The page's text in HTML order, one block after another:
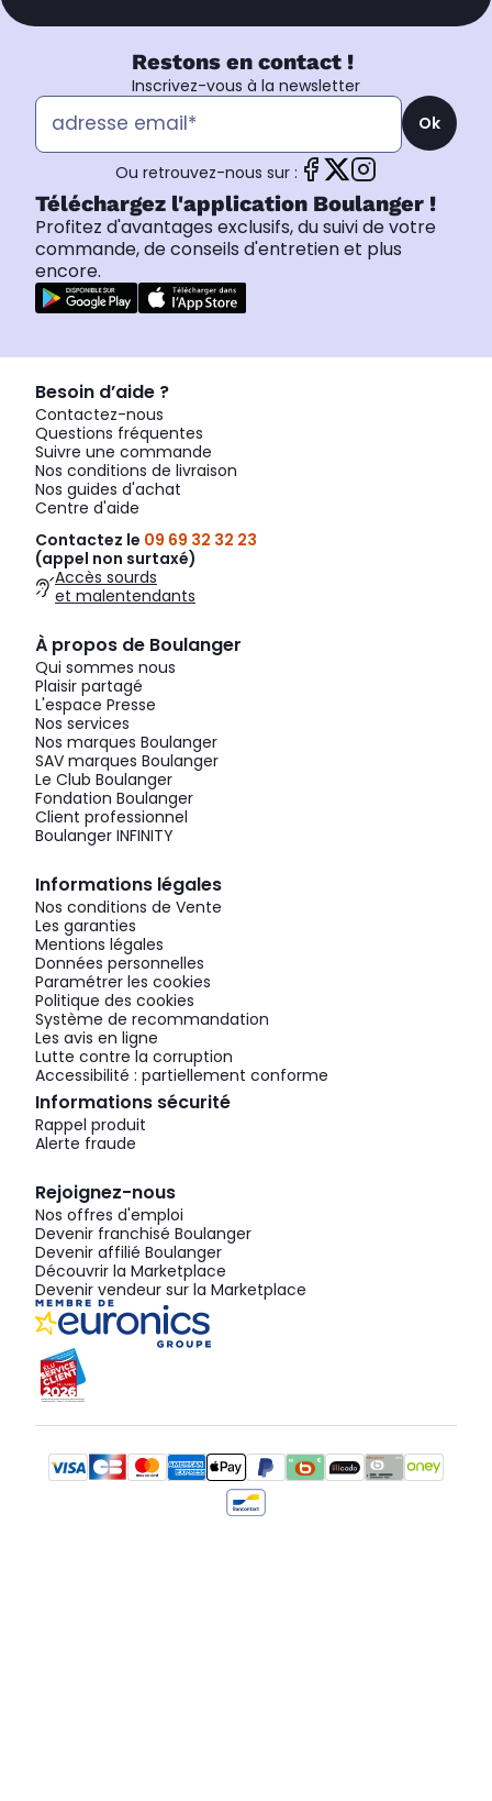
Restons en contact !
Inscrivez-vous à la newsletter
Ok
Ou retrouvez-nous sur :
Téléchargez l'application Boulanger !
Profitez d'avantages exclusifs, du suivi de votre
commande, de conseils d'entretien et plus
encore.
Besoin d’aide ?
Contactez-nous
Questions fréquentes
Suivre une commande
Nos conditions de livraison
Nos guides d'achat
Centre d'aide
Contactez le 09 69 32 32 23
(appel non surtaxé)
Accès sourds
et malentendants
À propos de Boulanger
Qui sommes nous
Plaisir partagé
L'espace Presse
Nos services
Nos marques Boulanger
SAV marques Boulanger
Le Club Boulanger
Fondation Boulanger
Client professionnel
Boulanger INFINITY
Informations légales
Nos conditions de Vente
Les garanties
Mentions légales
Données personnelles
Paramétrer les cookies
Politique des cookies
Système de recommandation
Les avis en ligne
Lutte contre la corruption
Accessibilité : partiellement conforme
Informations sécurité
Rappel produit
Alerte fraude
Rejoignez-nous
Nos offres d'emploi
Devenir franchisé Boulanger
Devenir affilié Boulanger
Découvrir la Marketplace
Devenir vendeur sur la Marketplace